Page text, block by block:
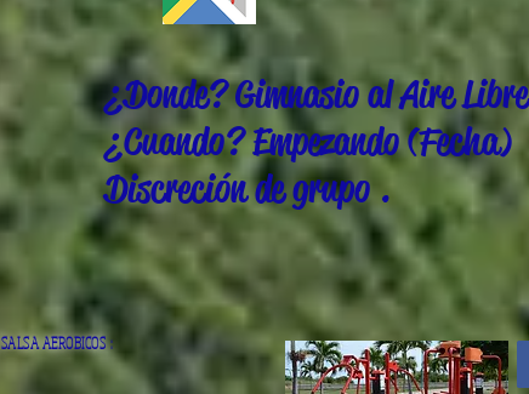
¿Donde? Gimnasio al Aire Libre
¿Cuando? Empezando (Fecha)
Discreción de grupo .
SALSA AEROBICOS: